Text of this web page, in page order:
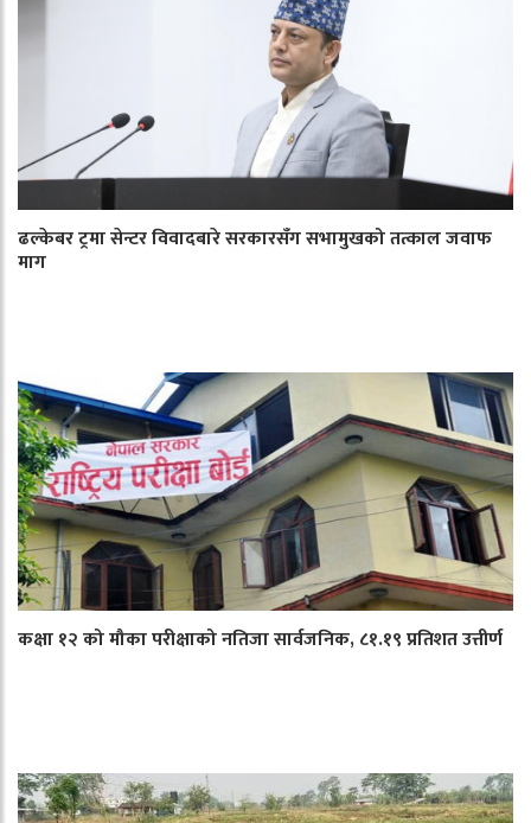
ढल्केबर ट्रमा सेन्टर विवादबारे सरकारसँग सभामुखको तत्काल जवाफ
माग
कक्षा १२ को मौका परीक्षाको नतिजा सार्वजनिक, ८१.१९ प्रतिशत उत्तीर्ण